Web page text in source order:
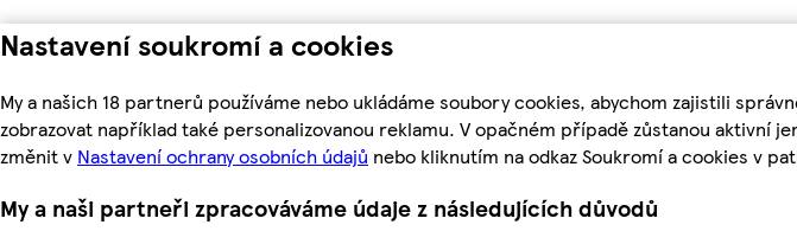
Nastavení soukromí a cookies
My a našich 18 partnerů používáme nebo ukládáme soubory cookies, abychom zajistili
zobrazovat například také personalizovanou reklamu. V opačném případě zůstanou aktivní
změnit v Nastavení ochrany osobních údajů nebo kliknutím na odkaz Soukromí a cookies v
My a naši partneři zpracováváme údaje z následujících důvodů